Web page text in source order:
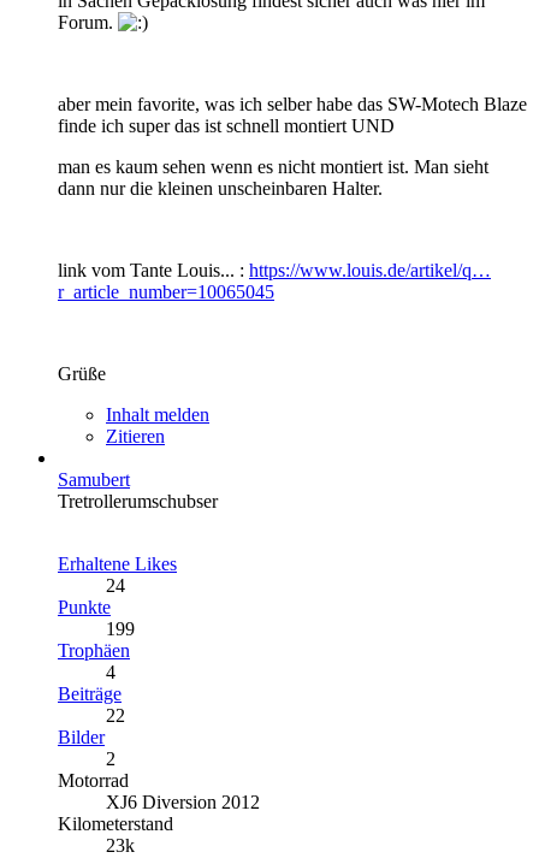
Forum.
aber mein favorite, was ich selber habe das SW-Motech Blaze
finde ich super das ist schnell montiert UND
man es kaum sehen wenn es nicht montiert ist. Man sieht
dann nur die kleinen unscheinbaren Halter.
link vom Tante Louis... : https://www.louis.de/artikel/q…
r_article_number=10065045
Grüße
Inhalt melden
Zitieren
Samubert
Tretrollerumschubser
Erhaltene Likes
24
Punkte
199
Trophäen
4
Beiträge
22
Bilder
2
Motorrad
XJ6 Diversion 2012
Kilometerstand
23k